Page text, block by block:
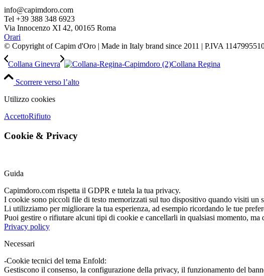
info@capimdoro.com
Tel +39 388 348 6923
Via Innocenzo XI 42, 00165 Roma
Orari
© Copyright of Capim d'Oro | Made in Italy brand since 2011 | P.IVA
Collana Ginevra Collana Regina
Scorrere verso l’alto
Utilizzo cookies
AccettoRifiuto
Cookie & Privacy
Guida
Capimdoro.com rispetta il GDPR e tutela la tua privacy.
I cookie sono piccoli file di testo memorizzati sul tuo dispositivo quando visiti un
Li utilizziamo per migliorare la tua esperienza, ad esempio ricordando le tue
Puoi gestire o rifiutare alcuni tipi di cookie e cancellarli in qualsiasi momento,
Privacy policy
Necessari
-Cookie tecnici del tema Enfold:
Gestiscono il consenso, la configurazione della privacy, il funzionamento del